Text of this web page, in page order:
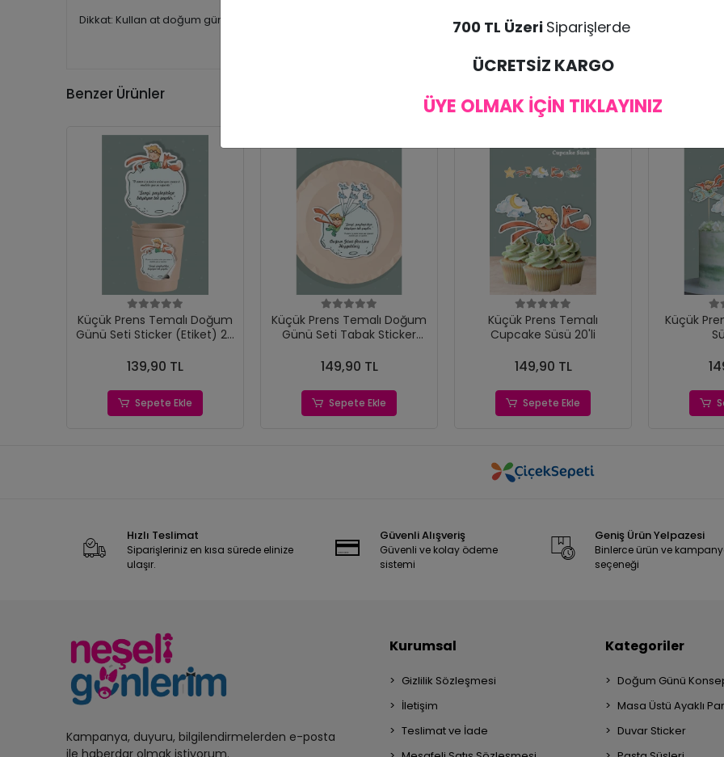
Dikkat: Kullan at doğum günü süsleri olduğundan iade kabul edilmeyip kargo sırasında hasar görmesi durumunda ürün
Benzer Ürünler
Küçük Prens Temalı Doğum
Günü Seti Sticker (Etiket) 20
139,90 TL
Sepete Ekle
Küçük Prens Temalı Doğum
Günü Seti Tabak Sticker
149,90 TL
Sepete Ekle
Küçük Prens Temalı
Cupcake Süsü 20'li
149,90 TL
Sepete Ekle
Küçük
Hızlı Teslimat
Siparişleriniz en kısa sürede elinize
ulaşır.
Güvenli Alışveriş
Güvenli ve kolay ödeme
sistemi
Geniş Ürün Yelpazesi
Binlerce ürün ve
seçeneği
Kampanya, duyuru, bilgilendirmelerden e-posta
Kurumsal
Gizlilik Sözleşmesi
İletişim
Teslimat ve İade
Kategoriler
Doğum Günü
Masa Üstü Ayaklı
Duvar Sticker
700 TL Üzeri Siparişlerde
ÜCRETSİZ KARGO
ÜYE OLMAK İÇİN TIKLAYINIZ